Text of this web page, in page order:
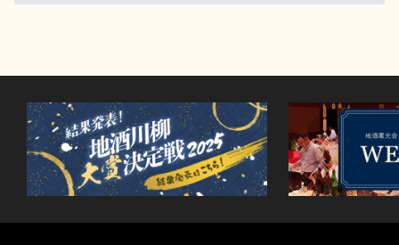
季節の商品 イベント情報